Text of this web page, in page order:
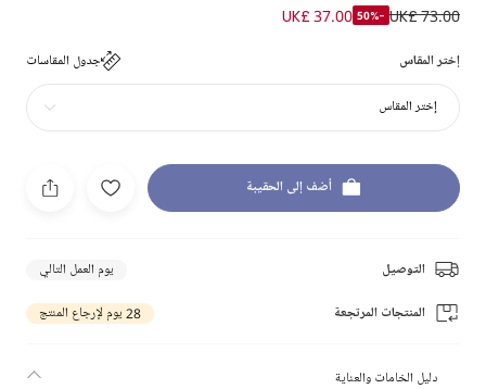
UK£ 73.00
-50%
UK£ 37.00
إختر المقاس جدول المقاسات
إختر المقاس
أضف إلى الحقيبة
التوصيل يوم العمل التالي
المنتجات المرتجعة 28 يوم لإرجاع المنتج
دليل الخامات والعناية